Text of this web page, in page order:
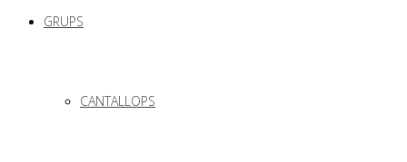
GRUPS
CANTALLOPS